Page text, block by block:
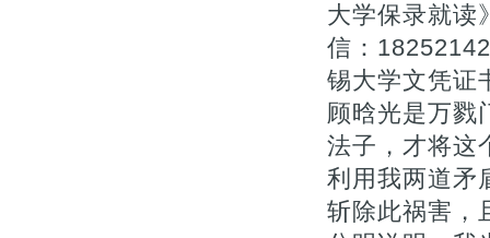
大学保录就读
信：
锡大学文凭证
顾晗光是万戮
法子，才将这
利用我两道矛
斩除此祸害，